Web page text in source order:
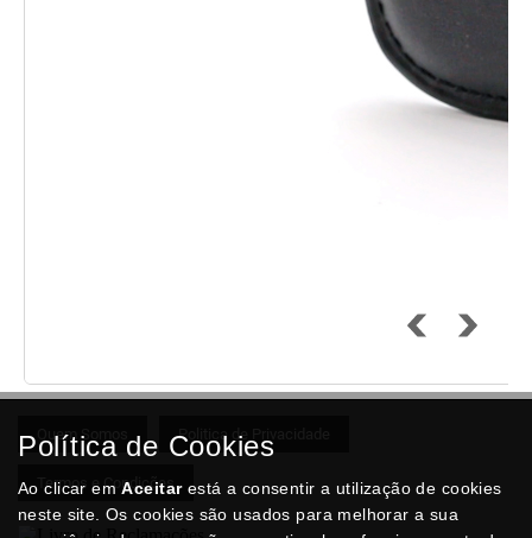
Quem Somos Politica de Privacidade
Termos e Condições
Política de Cookies
Ao clicar emAceitarestá a consentir a utilização de cookies
neste site. Os cookies são usados para melhorar a sua